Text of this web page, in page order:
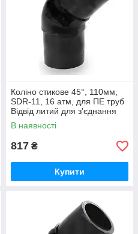
Коліно стикове 45°, 110мм,
SDR-11, 16 атм, для ПЕ труб
Відвід литий для з'єднання
водопровідних та газових
труб
В наявності
817 ₴
Купити